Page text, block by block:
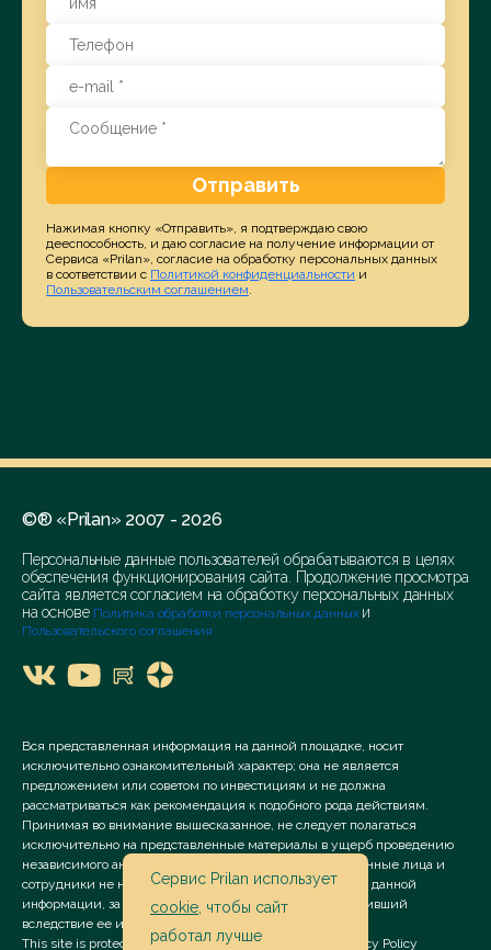
Отправить
Нажимая кнопку «Отправить», я подтверждаю свою
дееспособность, и даю согласие на получение информации от
Сервиса «Prilan», согласие на обработку персональных данных
в соответствии с Политикой конфиденциальности и
Пользовательским соглашением.
©® «Prilan» 2007 - 2026
Персональные данные пользователей обрабатываются в целях
обеспечения функционирования сайта. Продолжение просмотра
сайта является согласием на обработку персональных данных
на основе Политика обработки персональных данных и
Пользовательского соглашения
Вся представленная информация на данной площадке, носит
исключительно ознакомительный характер; она не является
предложением или советом по инвестициям и не должна
рассматриваться как рекомендация к подобного рода действиям.
Принимая во внимание вышесказанное, не следует полагаться
исключительно на представленные материалы в ущерб проведению
независимого анализа. Сервис «Prilan» его аффилированные лица и
сотрудники не несут ответственности за использование данной
информации, за прямой или косвенный ущерб, наступивший
вследствие ее использования.
This site is protected by reCAPTCHA and the Google
Privacy Policy
Сервис Prilan использует
cookie , чтобы сайт
работал лучше